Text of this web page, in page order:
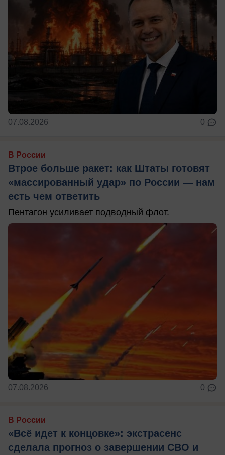
07.08.2026 0
В России
Втрое больше ракет: как Штаты готовят
«массированный удар» по России — нам
есть чем ответить
Пентагон усиливает подводный флот.
07.08.2026 0
В России
«Всё идет к концовке»: экстрасенс
сделала прогноз о завершении СВО и